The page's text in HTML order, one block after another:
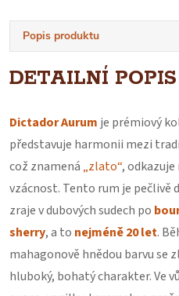
Popis produktu
DETAILNÍ
Dictador Aurum je prémiový
představuje harmonii mezi
což znamená „zlato“,
vzácnost. Tento rum je pečlivě
zraje v dubových sudech po
sherry, a to nejméně 20 let.
mahagonově hnědou barvu se
hluboký, bohatý charakter. Ve